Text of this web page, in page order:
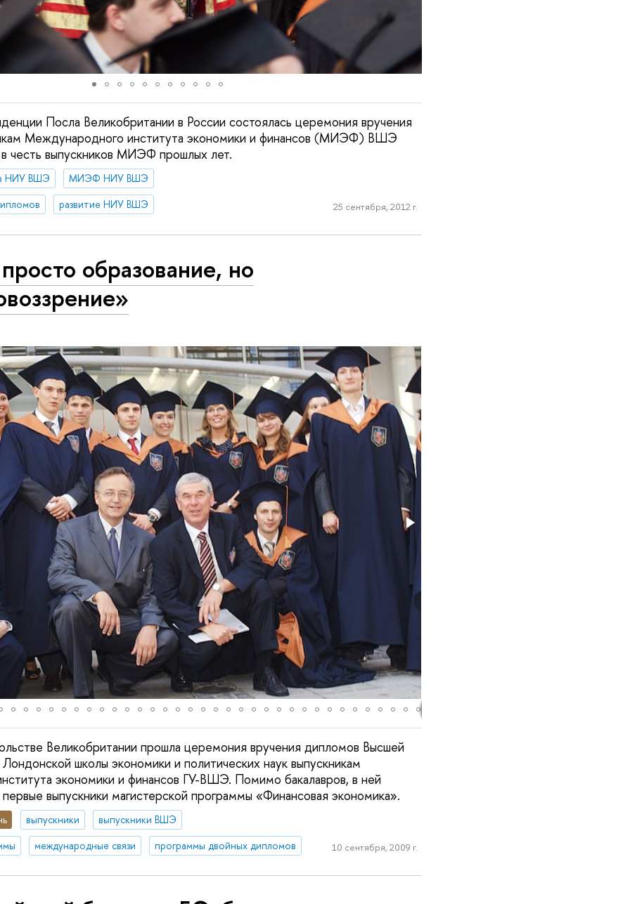
Посла Великобритании в России состоялась церемония вручения
Международного института экономики и финансов (МИЭФ) ВШЭ
честь выпускников МИЭФ прошлых лет.
НИУ ВШЭ
МИЭФ НИУ ВШЭ
развитие НИУ ВШЭ 25 сентября, 2012 г.
образование, но
Великобритании прошла церемония вручения дипломов Высшей
школы экономики и политических наук выпускникам
экономики и финансов ГУ-ВШЭ. Помимо бакалавров, в ней
выпускники магистерской программы «Финансовая экономика».
выпускники
выпускники ВШЭ
международные связи программы двойных дипломов 10 сентября, 2009 г.